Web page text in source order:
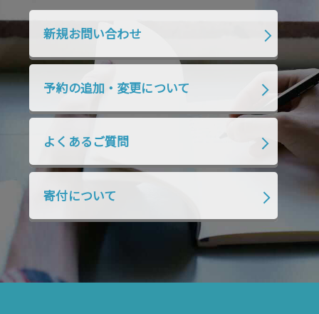
2019年10月 2019年9月
2019年4月
2018年7月 2018年6月
2018年4月 2018年3月 2018年2月
2018年1月 2017年12月
2017年10月 2017年9月 2017年8月
2017年5月
2017年4月
新規お問い合わせ
予約の追加・変更について
よくあるご質問
寄付について